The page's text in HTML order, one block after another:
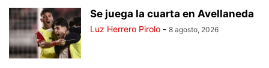
Se juega la cuarta en Avellaneda
Luz Herrero Pirolo - 8 agosto, 2026